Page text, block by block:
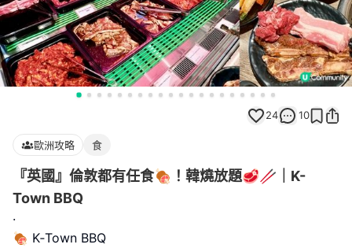
24 10
歐洲攻略 食
『英國』倫敦都有任食🍖！韓燒放題🥩🥢｜K-
Town BBQ
·
🍖 K‑Town BBQ